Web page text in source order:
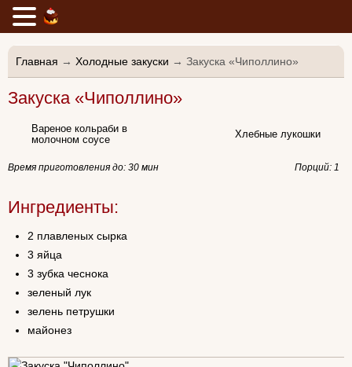
Главная → Холодные закуски → Закуска «Чиполлино»
Закуска «Чиполлино»
Вареное кольраби в
молочном соусе
Хлебные лукошки
Время приготовления до: 30 мин Порций: 1
Ингредиенты:
2 плавленых сырка
3 яйца
3 зубка чеснока
зеленый лук
зелень петрушки
майонез